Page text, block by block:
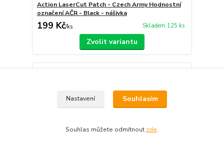
Action LaserCut Patch - Czech Army Hodnostní
označení AČR - Black - nášivka
199 Kč/ks Skladem 125 ks
Zvolit variantu
Nastavení Souhlasím
Souhlas můžete odmítnout zde.